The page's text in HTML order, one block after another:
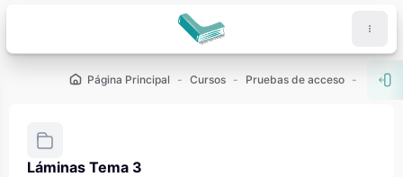
Página Principal Cursos Pruebas de acceso PCE
Láminas Tema 3